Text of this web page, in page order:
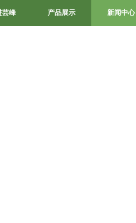
芸峰 产品展示 新闻中心